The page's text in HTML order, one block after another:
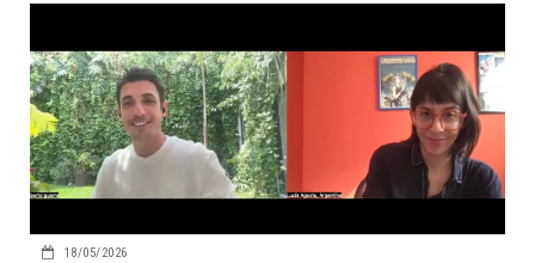
18/05/2026